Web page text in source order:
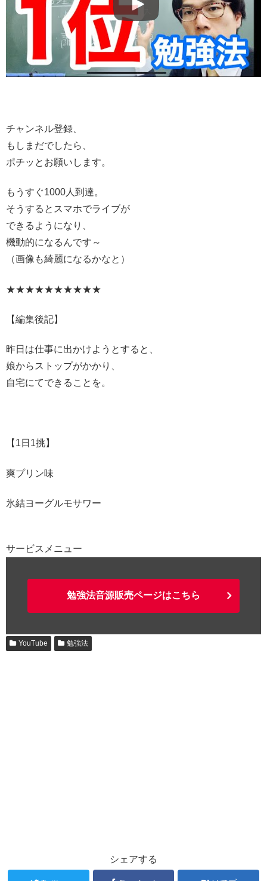
チャンネル登録、
もしまだでしたら、
ポチッとお願いします。
もうすぐ1000人到達。
そうするとスマホでライブが
できるようになり、
機動的になるんです～
（画像も綺麗になるかなと）
★★★★★★★★★★
【編集後記】
昨日は仕事に出かけようとすると、
娘からストップがかかり、
自宅にてできることを。
【1日1挑】
爽プリン味
氷結ヨーグルモサワー
サービスメニュー
勉強法音源販売ページはこちら
YouTube 勉強法
シェアする